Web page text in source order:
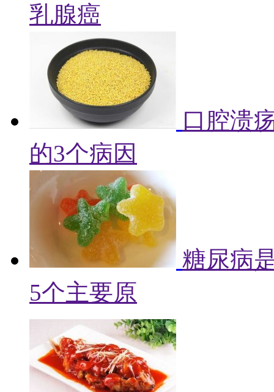
乳腺癌
口腔溃
的3个病因
糖尿病
5个主要原